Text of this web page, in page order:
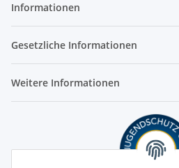
Informationen
Gesetzliche Informationen
Weitere Informationen